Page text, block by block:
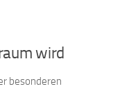
wird
besonderen